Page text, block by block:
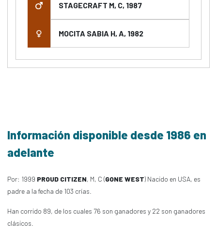
STAGECRAFT M, C, 1987
MOCITA SABIA H, A, 1982
Información disponible desde 1986 en
adelante
Por: 1999 PROUD CITIZEN, M, C (GONE WEST) Nacido en USA, es
padre a la fecha de 103 crías.
Han corrido 89, de los cuales 76 son ganadores y 22 son ganadores
clásicos.